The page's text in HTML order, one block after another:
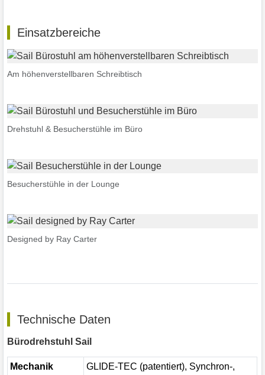
Einsatzbereiche
Am höhenverstellbaren Schreibtisch
Drehstuhl & Besucherstühle im Büro
Besucherstühle in der Lounge
Designed by Ray Carter
Technische Daten
Bürodrehstuhl Sail
Mechanik
GLIDE-TEC (patentiert), Synchron-,